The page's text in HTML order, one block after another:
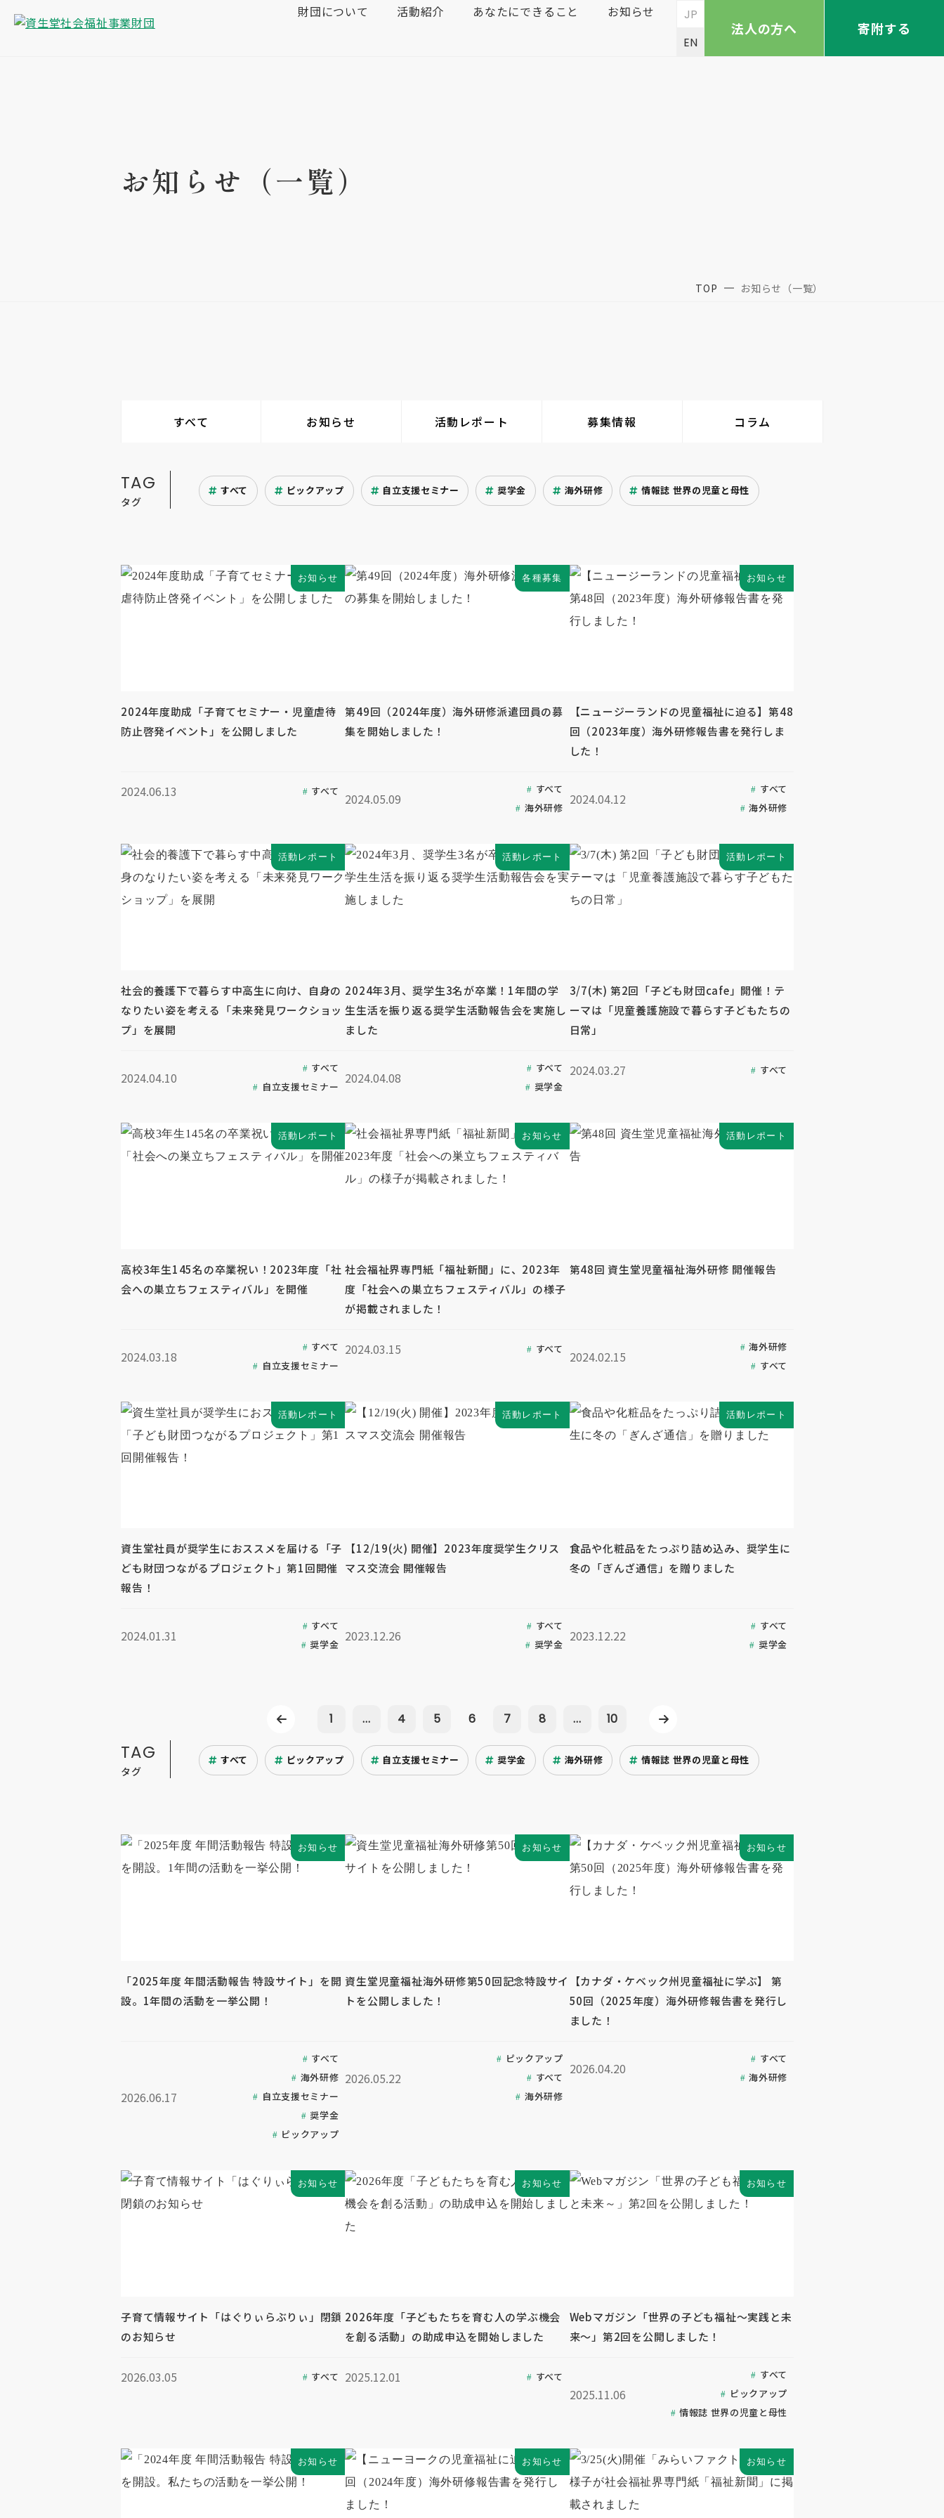
財団について 活動紹介 あなたにできること お知らせ
JP
EN
法人の方へ 寄附する
お知らせ（一覧）
TOP お知らせ（一覧）
すべて お知らせ 活動レポート 募集情報 コラム
TAG
タグ
すべて ピックアップ 自立支援セミナー 奨学金 海外研修 情報誌 世界の児童と母性
お知らせ
2024年度助成「子育てセミナー・児童虐待
防止啓発イベント」を公開しました
2024.06.13 すべて
各種募集
第49回（2024年度）海外研修派遣団員の募
集を開始しました！
2024.05.09
すべて
海外研修
お知らせ
【ニュージーランドの児童福祉に迫る】第48
回（2023年度）海外研修報告書を発行しま
した！
2024.04.12
すべて
海外研修
活動レポート
社会的養護下で暮らす中高生に向け、自身の
なりたい姿を考える「未来発見ワークショッ
プ」を展開
2024.04.10
すべて
自立支援セミナー
活動レポート
2024年3月、奨学生3名が卒業！1年間の学
生生活を振り返る奨学生活動報告会を実施し
ました
2024.04.08
すべて
奨学金
活動レポート
3/7(木) 第2回「子ども財団cafe」開催！テ
ーマは「児童養護施設で暮らす子どもたちの
日常」
2024.03.27 すべて
活動レポート
高校3年生145名の卒業祝い！2023年度「社
会への巣立ちフェスティバル」を開催
2024.03.18
すべて
自立支援セミナー
お知らせ
社会福祉界専門紙「福祉新聞」に、2023年
度「社会への巣立ちフェスティバル」の様子
が掲載されました！
2024.03.15 すべて
活動レポート
第48回 資生堂児童福祉海外研修 開催報告
2024.02.15
海外研修
すべて
活動レポート
資生堂社員が奨学生におススメを届ける「子
ども財団つながるプロジェクト」第1回開催
報告！
2024.01.31
すべて
奨学金
活動レポート
【12/19(火) 開催】2023年度奨学生クリス
マス交流会 開催報告
2023.12.26
すべて
奨学金
活動レポート
食品や化粧品をたっぷり詰め込み、奨学生に
冬の「ぎんざ通信」を贈りました
2023.12.22
すべて
奨学金
1 ... 4 5 6 7 8 ... 10
TAG
タグ
すべて ピックアップ 自立支援セミナー 奨学金 海外研修 情報誌 世界の児童と母性
お知らせ
「2025年度 年間活動報告 特設サイト」を開
設。1年間の活動を一挙公開！
2026.06.17
すべて
海外研修
自立支援セミナー
奨学金
ピックアップ
お知らせ
資生堂児童福祉海外研修第50回記念特設サイ
トを公開しました！
2026.05.22
ピックアップ
すべて
海外研修
お知らせ
【カナダ・ケベック州児童福祉に学ぶ】 第
50回（2025年度）海外研修報告書を発行し
ました！
2026.04.20
すべて
海外研修
お知らせ
子育て情報サイト「はぐりぃらぶりぃ」閉鎖
のお知らせ
2026.03.05 すべて
お知らせ
2026年度「子どもたちを育む人の学ぶ機会
を創る活動」の助成申込を開始しました
2025.12.01 すべて
お知らせ
Webマガジン「世界の子ども福祉～実践と未
来～」第2回を公開しました！
2025.11.06
すべて
ピックアップ
情報誌 世界の児童と母性
お知らせ お知らせ お知らせ